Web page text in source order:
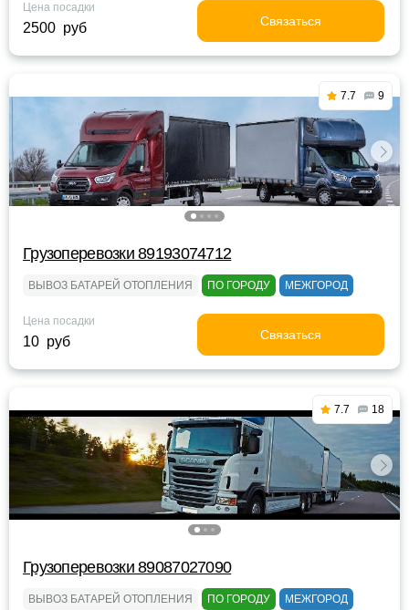
Цена посадки
2500 руб Связаться
7.7 9
Грузоперевозки 89193074712
ВЫВОЗ БАТАРЕЙ ОТОПЛЕНИЯ ПО ГОРОДУ МЕЖГОРОД
Цена посадки
10 руб Связаться
7.7 18
Грузоперевозки 89087027090
ВЫВОЗ БАТАРЕЙ ОТОПЛЕНИЯ ПО ГОРОДУ МЕЖГОРОД